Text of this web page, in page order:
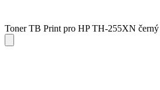
Toner TB Print pro HP TH-255XN